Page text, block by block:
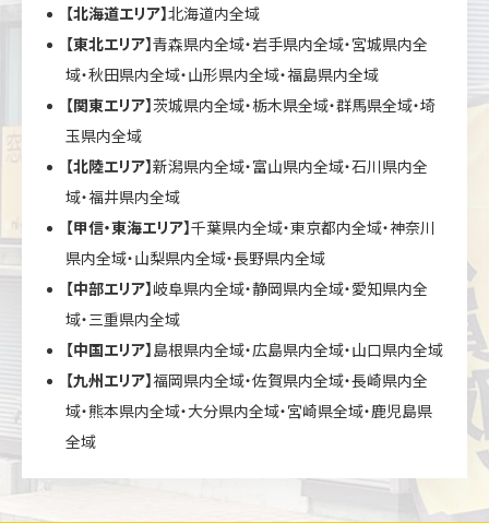
【北海道エリア】北海道内全域
【東北エリア】青森県内全域・岩手県内全域・宮城県内全
域・秋田県内全域・山形県内全域・福島県内全域
【関東エリア】茨城県内全域・栃木県全域・群馬県全域・埼
玉県内全域
【北陸エリア】新潟県内全域・富山県内全域・石川県内全
域・福井県内全域
【甲信・東海エリア】千葉県内全域・東京都内全域・神奈川
県内全域・山梨県内全域・長野県内全域
【中部エリア】岐阜県内全域・静岡県内全域・愛知県内全
域・三重県内全域
【中国エリア】島根県内全域・広島県内全域・山口県内全域
【九州エリア】福岡県内全域・佐賀県内全域・長崎県内全
域・熊本県内全域・大分県内全域・宮崎県全域・鹿児島県
全域